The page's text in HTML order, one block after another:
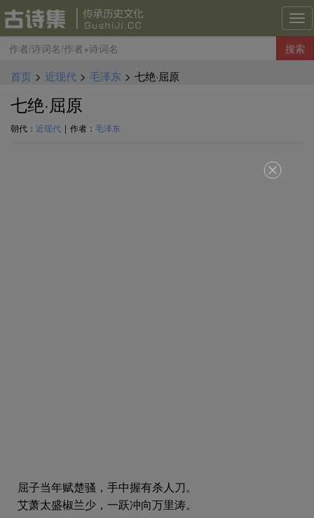
古
诗
集
搜索
首页 > 近现代 > 毛泽东 > 七绝·屈原
七绝·屈原
朝代： 近现代 | 作者： 毛泽东
屈子当年赋楚骚，手中握有杀人刀。
艾萧太盛椒兰少，一跃冲向万里涛。